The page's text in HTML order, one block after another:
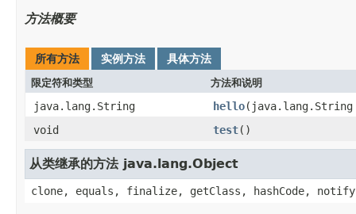
方法概要
所有方法 实例方法 具体方法
限定符和类型 方法和说明
java.lang.String hello(java.lang.String
void
test()
从类继承的方法 java.lang.Object
clone, equals, finalize, getClass, hashCode,